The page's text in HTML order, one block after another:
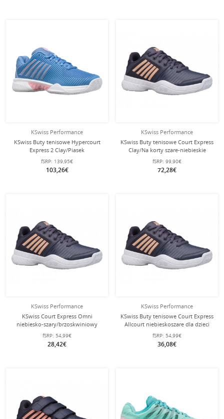
KSwiss Performance
KSwiss Buty tenisowe Hypercourt
Express 2 Clay/Piasek
jasnoniebieskie Damskie
fSRP: 139,95€
103,26€
KSwiss Performance
KSwiss Buty tenisowe Court Express
Clay/Na korty szare-niebieskie
Damskie
fSRP: 99,90€
72,28€
KSwiss Performance
KSwiss Court Express Omni
niebiesko-szary/brzoskwiniowy
buty tenisowe Allcourt dla dzieci
fSRP: 54,99€
28,42€
KSwiss Performance
KSwiss Buty tenisowe Court Express
Allcourt niebieskoszare dla dzieci
fSRP: 54,99€
36,08€